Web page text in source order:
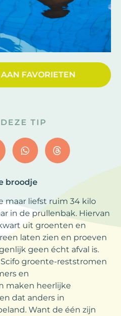
broodje
maar liefst ruim 34 kilo
in de prullenbak. Hiervan
uit groenten en
laten zien en proeven
geen écht afval is.
groente-reststromen
en
maken heerlijke
dat anders in
Want de één zijn
FAVORIETEN
TIP